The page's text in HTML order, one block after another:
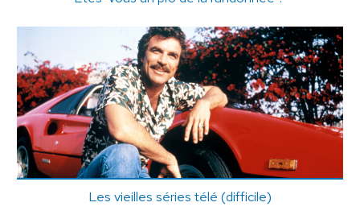
Les vieilles séries télé (difficile)